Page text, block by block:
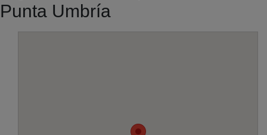
Punta Umbría